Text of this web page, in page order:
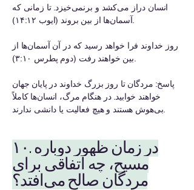
انسان دراز می‌کشد و برنمی‌خیزد. تا زمانی که
روز خداوند فرا خواهد رسید که در آن آسمان‌ها از
پاسخ: مردگان تا روز بزرگ خداوند در پایان جهان
خواهند خوابید. در هنگام مرگ، انسان‌ها کاملاً
۱۰. در زمان ظهور دوباره
مسیح، چه اتفاقی برای
مردگان صالح می‌افتد؟